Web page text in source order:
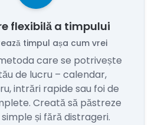
flexibilă a timpului
timpul așa cum vrei
care se potrivește
de lucru – calendar,
intrări rapide sau foi de
Creată să păstreze
și fără distrageri.